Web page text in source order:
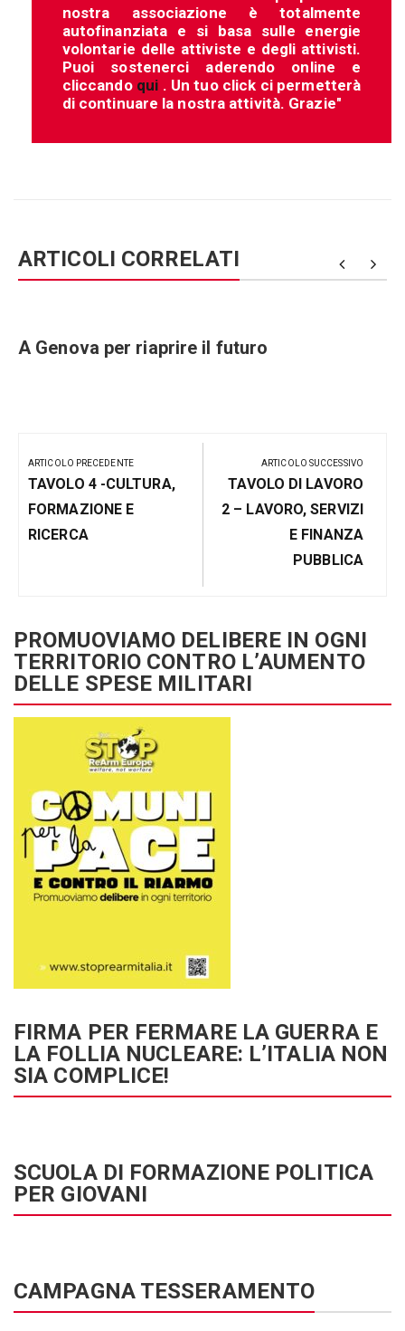
nostra associazione è totalmente
autofinanziata e si basa sulle energie
volontarie delle attiviste e degli attivisti.
Puoi sostenerci aderendo online e
cliccando qui . Un tuo click ci permetterà
di continuare la nostra attività. Grazie"
ARTICOLI CORRELATI
A Genova per riaprire il futuro
articoli
ARTICOLO PRECEDENTE
Articolo
Precedente:
TAVOLO 4 -CULTURA,
FORMAZIONE E
RICERCA
ARTICOLO SUCCESSIVO
Prossimo
Post
TAVOLO DI LAVORO
2 – LAVORO, SERVIZI
E FINANZA
PUBBLICA
PROMUOVIAMO DELIBERE IN OGNI
TERRITORIO CONTRO L’AUMENTO
DELLE SPESE MILITARI
FIRMA PER FERMARE LA GUERRA E
LA FOLLIA NUCLEARE: L’ITALIA NON
SIA COMPLICE!
SCUOLA DI FORMAZIONE POLITICA
PER GIOVANI
CAMPAGNA TESSERAMENTO